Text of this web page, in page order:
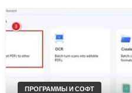
ПРОГРАММЫ И СОФТ